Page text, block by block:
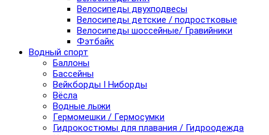
Велосипеды двухподвесы
Велосипеды детские / подростковые
Велосипеды шоссейные/ Гравийники
Фэтбайк
Водный спорт
Баллоны
Бассейны
Вейкборды I Ниборды
Вёсла
Водные лыжи
Гермомешки / Гермосумки
Гидрокостюмы для плавания / Гидроодежда